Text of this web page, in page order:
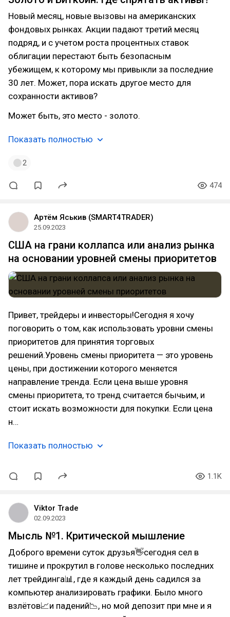
Новый месяц, новые вызовы на американских
фондовых рынках. Акции падают третий месяц
подряд, и с учетом роста процентных ставок
облигации перестают быть безопасным
убежищем, к которому мы привыкли за последние
30 лет. Может, пора искать другое место для
сохранности активов?
Может быть, это место - золото.
Показать полностью
2
474
Артём Яськив (SMART4TRADER)
25.09.2023
США на грани коллапса или анализ рынка
на основании уровней смены приоритетов
Привет, трейдеры и инвесторы!Сегодня я хочу
поговорить о том, как использовать уровни смены
приоритетов для принятия торговых
решений.Уровень смены приоритета — это уровень
цены, при достижении которого меняется
направление тренда. Если цена выше уровня
смены приоритета, то тренд считается бычьим, и
стоит искать возможности для покупки. Если цена
н…
Показать полностью
1.1K
Viktor Trade
02.09.2023
Мысль №1. Критической мышление
Доброго времени суток друзья👋сегодня сел в
тишине и прокрутил в голове несколько последних
лет трейдинга📊, где я каждый день садился за
компьютер анализировать графики. Было много
взлётов📈и падений📉, но мой депозит при мне и я